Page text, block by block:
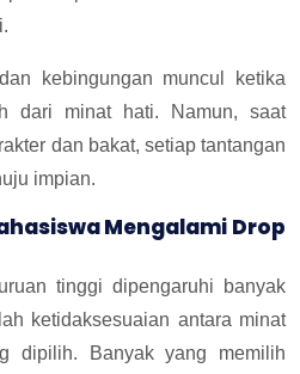
kebingungan muncul ketika
dari minat hati. Namun, saat
dan bakat, setiap tantangan
impian.
Mengalami Drop
tinggi dipengaruhi banyak
ketidaksesuaian antara minat
dipilih. Banyak yang memilih